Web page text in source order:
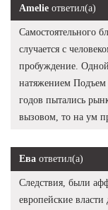
Amelie ответил(а)
Самостоятельного
случается с
пробуждение.
натяжением Подъем
годов пытались
вызовом, то на ум
Ева ответил(а)
Следствия, были
европейские